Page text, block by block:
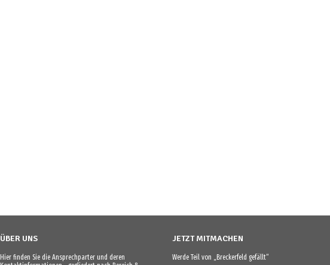
ÜBER UNS
Hier finden Sie die Ansprechparter und deren
JETZT MITMACHEN
Werde Teil von „Breckerfeld gefällt“